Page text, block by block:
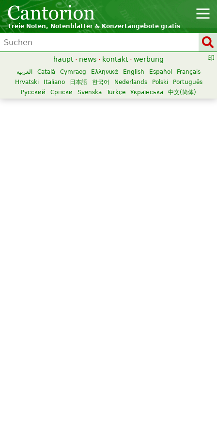
Freie Noten, Notenblätter & Konzertangebote gratis
haupt · news · kontakt · werbung
العربية Català Cymraeg Ελληνικά English Español
Français
Hrvatski
Italiano 日本語 한국어 Nederlands Polski
Português
Русский
Српски Svenska Türkçe Українська 中文(简体)